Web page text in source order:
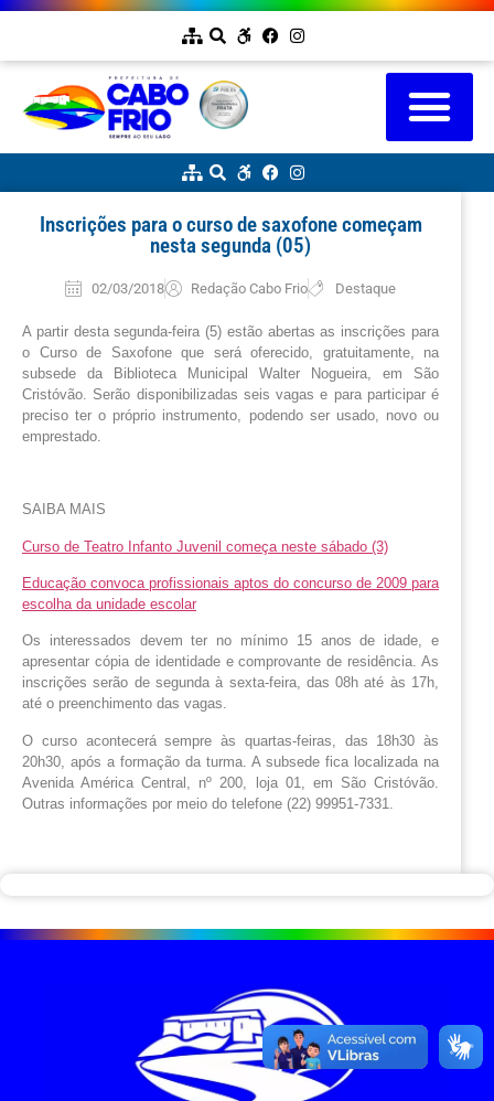
Inscrições para o curso de saxofone começam
nesta segunda (05)
02/03/2018 Redação Cabo Frio Destaque
A partir desta segunda-feira (5) estão abertas as inscrições para
o Curso de Saxofone que será oferecido, gratuitamente, na
subsede da Biblioteca Municipal Walter Nogueira, em São
Cristóvão. Serão disponibilizadas seis vagas e para participar é
preciso ter o próprio instrumento, podendo ser usado, novo ou
emprestado.
SAIBA MAIS
Curso de Teatro Infanto Juvenil começa neste sábado (3)
Educação convoca profissionais aptos do concurso de 2009 para
escolha da unidade escolar
Os interessados devem ter no mínimo 15 anos de idade, e
apresentar cópia de identidade e comprovante de residência. As
inscrições serão de segunda à sexta-feira, das 08h até às 17h,
até o preenchimento das vagas.
O curso acontecerá sempre às quartas-feiras, das 18h30 às
20h30, após a formação da turma. A subsede fica localizada na
Avenida América Central, nº 200, loja 01, em São Cristóvão.
Outras informações por meio do telefone (22) 99951-7331.